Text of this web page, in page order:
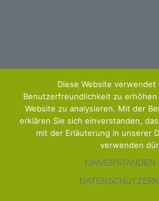
Diese Website verwendet
Benutzerfreundlichkeit zu
Website zu analysieren. Mit der
erklären Sie sich einverstanden,
mit der Erläuterung in unserer
verwenden
EINVERSTANDEN